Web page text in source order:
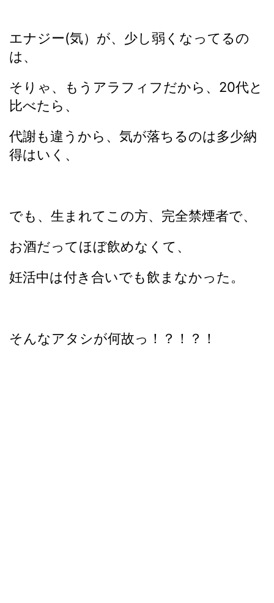
エナジー(気）が、少し弱くなってるの
は、
そりゃ、もうアラフィフだから、20代と
比べたら、
代謝も違うから、気が落ちるのは多少納
得はいく、
でも、生まれてこの方、完全禁煙者で、
お酒だってほぼ飲めなくて、
妊活中は付き合いでも飲まなかった。
そんなアタシが何故っ！？！？！